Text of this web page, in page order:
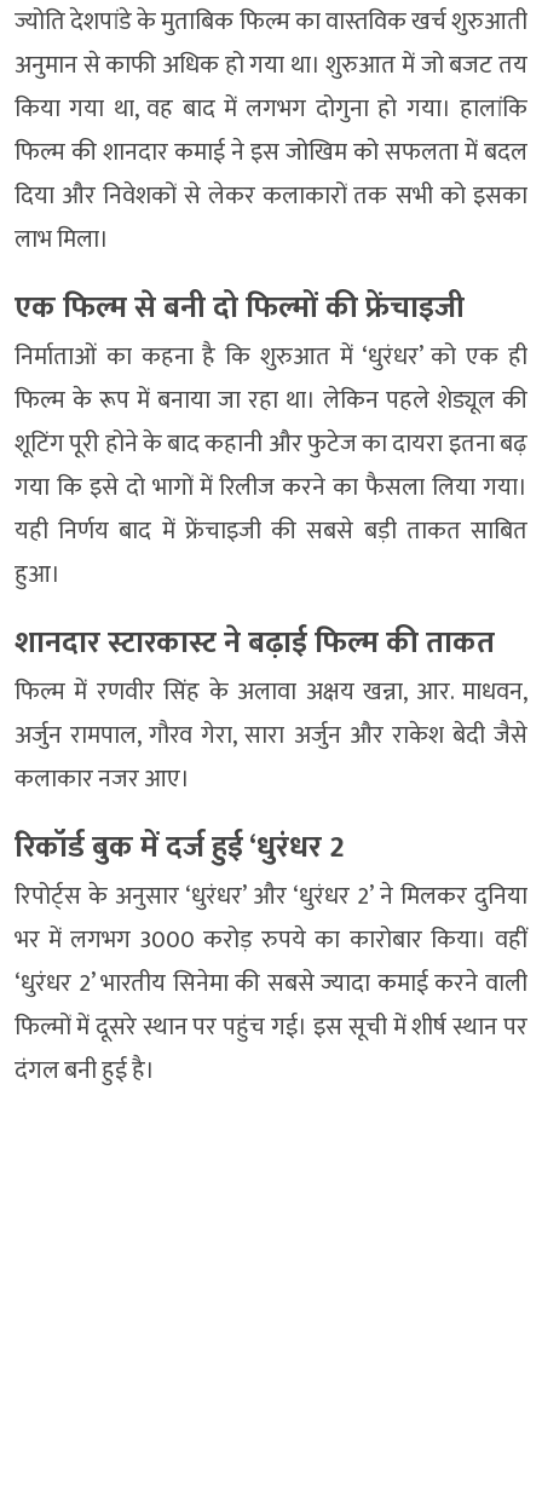
ज्योति देशपांडे के मुताबिक फिल्म का वास्तविक खर्च शुरुआती
अनुमान से काफी अधिक हो गया था। शुरुआत में जो बजट तय
किया गया था, वह बाद में लगभग दोगुना हो गया। हालांकि
फिल्म की शानदार कमाई ने इस जोखिम को सफलता में बदल
दिया और निवेशकों से लेकर कलाकारों तक सभी को इसका
लाभ मिला।
एक फिल्म से बनी दो फिल्मों की फ्रेंचाइजी
निर्माताओं का कहना है कि शुरुआत में ‘धुरंधर’ को एक ही
फिल्म के रूप में बनाया जा रहा था। लेकिन पहले शेड्यूल की
शूटिंग पूरी होने के बाद कहानी और फुटेज का दायरा इतना बढ़
गया कि इसे दो भागों में रिलीज करने का फैसला लिया गया।
यही निर्णय बाद में फ्रेंचाइजी की सबसे बड़ी ताकत साबित
हुआ।
शानदार स्टारकास्ट ने बढ़ाई फिल्म की ताकत
फिल्म में रणवीर सिंह के अलावा अक्षय खन्ना, आर. माधवन,
अर्जुन रामपाल, गौरव गेरा, सारा अर्जुन और राकेश बेदी जैसे
कलाकार नजर आए।
रिकॉर्ड बुक में दर्ज हुई ‘धुरंधर 2
रिपोर्ट्स के अनुसार ‘धुरंधर’ और ‘धुरंधर 2’ ने मिलकर दुनिया
भर में लगभग 3000 करोड़ रुपये का कारोबार किया। वहीं
‘धुरंधर 2’ भारतीय सिनेमा की सबसे ज्यादा कमाई करने वाली
फिल्मों में दूसरे स्थान पर पहुंच गई। इस सूची में शीर्ष स्थान पर
दंगल बनी हुई है।